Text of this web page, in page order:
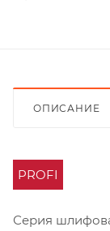
ОПИСАНИЕ
PROFI
Серия